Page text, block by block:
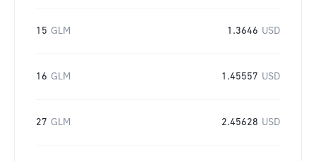
15 GLM 1.3646 USD
16 GLM 1.45557 USD
27 GLM 2.45628 USD